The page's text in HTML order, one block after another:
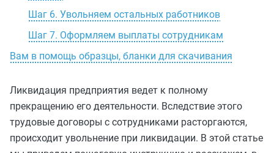
Шаг 6. Увольняем остальных работников
Шаг 7. Оформляем выплаты сотрудникам
Вам в помощь образцы, бланки для скачивания
Ликвидация предприятия ведет к полному
прекращению его деятельности. Вследствие этого
трудовые договоры с сотрудниками расторгаются,
происходит увольнение при ликвидации. В этой статье